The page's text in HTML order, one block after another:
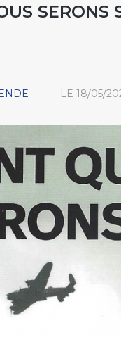
SERONS
LE 18/05/